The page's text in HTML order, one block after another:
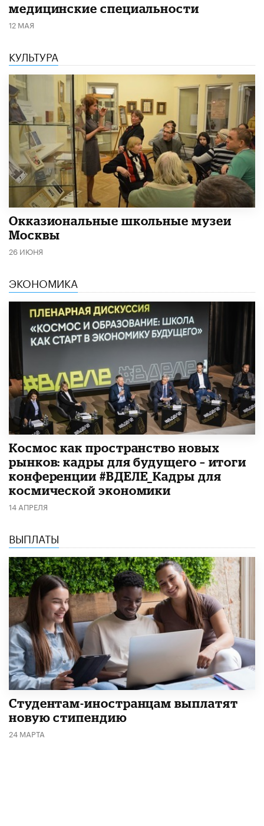
медицинские специальности
12 МАЯ
КУЛЬТУРА
​Окказиональные школьные музеи
Москвы
26 ИЮНЯ
ЭКОНОМИКА
Космос как пространство новых
рынков: кадры для будущего – итоги
конференции #ВДЕЛЕ_Кадры для
космической экономики
14 АПРЕЛЯ
ВЫПЛАТЫ
Студентам-иностранцам выплатят
новую стипендию
24 МАРТА